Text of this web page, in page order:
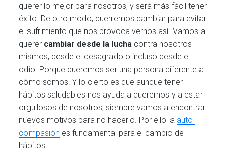
querer lo mejor para nosotros, y será más fácil tener
éxito. De otro modo, querremos cambiar para evitar
el sufrimiento que nos provoca vernos así. Vamos a
querer cambiar desde la lucha contra nosotros
mismos, desde el desagrado o incluso desde el
odio. Porque queremos ser una persona diferente a
cómo somos. Y lo cierto es que aunque tener
hábitos saludables nos ayuda a querernos y a estar
orgullosos de nosotros, siempre vamos a encontrar
nuevos motivos para no hacerlo. Por ello la auto-
compasión es fundamental para el cambio de
hábitos.